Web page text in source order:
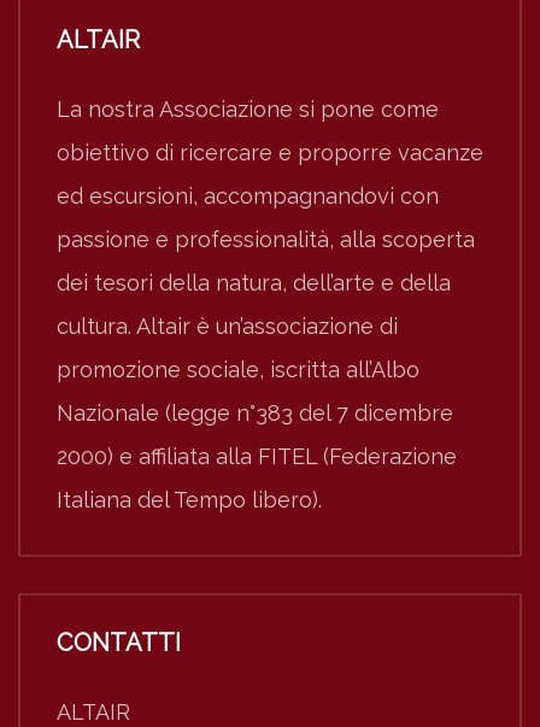
ALTAIR
La nostra Associazione si pone come
obiettivo di ricercare e proporre vacanze
ed escursioni, accompagnandovi con
passione e professionalità, alla scoperta
dei tesori della natura, dell’arte e della
cultura. Altair è un’associazione di
promozione sociale, iscritta all’Albo
Nazionale (legge n°383 del 7 dicembre
2000) e affiliata alla FITEL (Federazione
Italiana del Tempo libero).
CONTATTI
ALTAIR